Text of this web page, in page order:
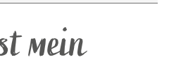
mein